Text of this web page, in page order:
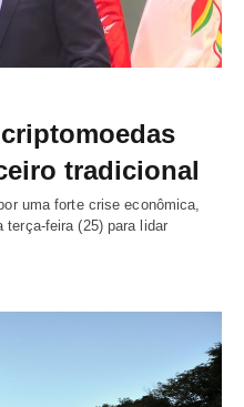
tradicional
uma forte crise econômica,
feira (25) para lidar